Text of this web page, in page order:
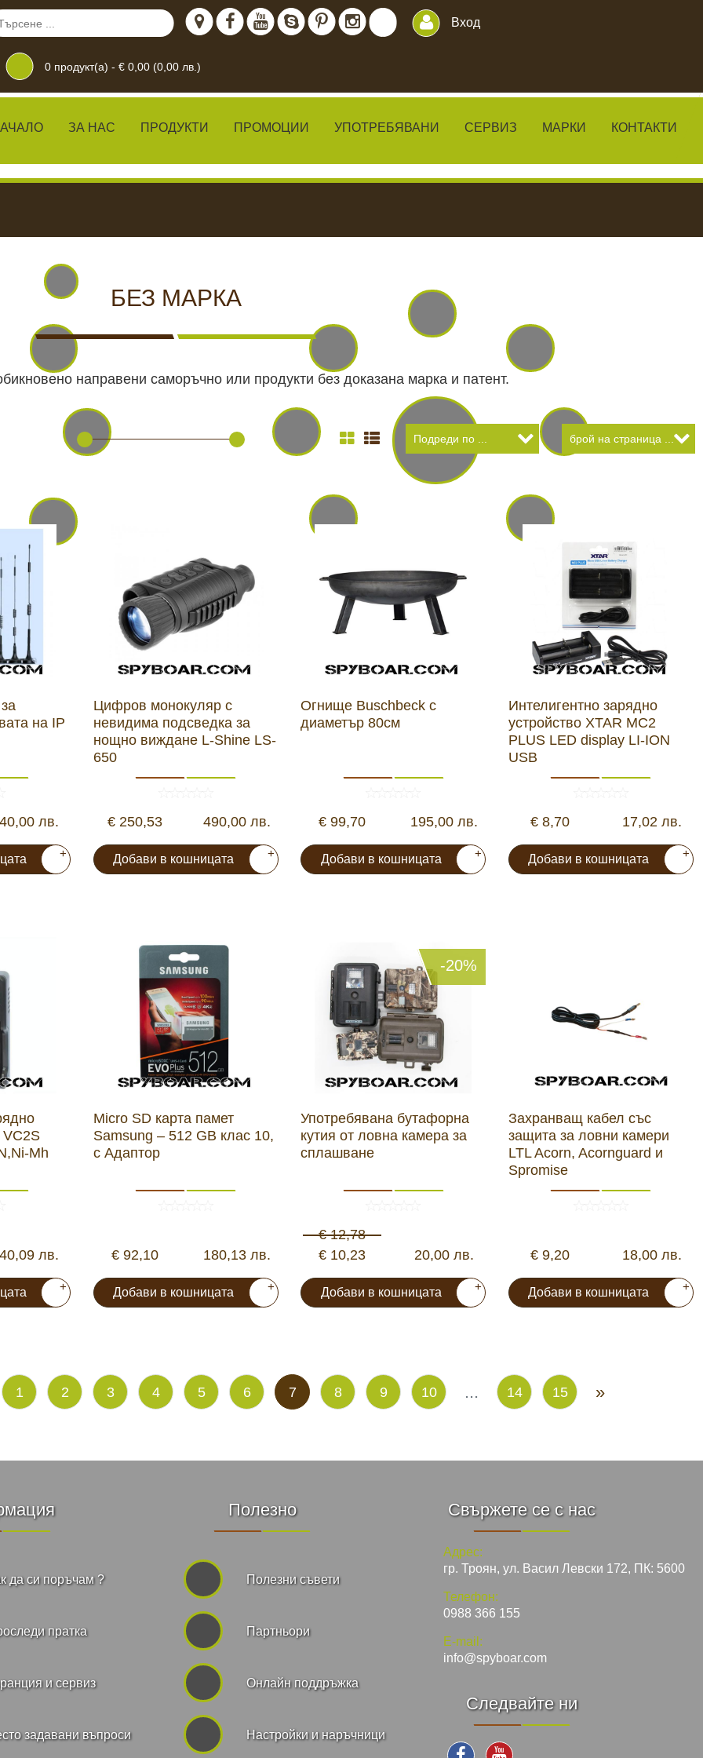
Вход
0продукт(а) - € 0,00 (0,00 лв.)
ЗА НАС ПРОДУКТИ ПРОМОЦИИ УПОТРЕБЯВАНИ СЕРВИЗ МАРКИ КОНТАКТИ
ВИДЕОНАБЛЮДЕНИЕ
САМОЗАЩИТА КЪМПИНГ И ХОБИ ЛОВНО ОБЛЕКЛО
АКУМУЛАТОРИ И БАТЕРИИ НОЩНО ВИЖДАНЕ
БЕЗ МАРКА
направени саморъчно или продукти без доказана марка и патент.
на IP
40,00 лв.
+
Цифров монокуляр с
невидима подсведка за
нощно виждане L-Shine LS-
650
€ 250,53 490,00 лв.
Добави в кошницата +
Огнище Buschbeck с
диаметър 80см
€ 99,70 195,00 лв.
Добави в кошницата +
Интелигентно зарядно
устройство XTAR MC2
PLUS LED display LI-ION
USB
€ 8,70 17,02 лв.
Добави в кошницата +
VC2S
Mh
40,09 лв.
+
Micro SD карта памет
Samsung – 512 GB клас 10,
с Адаптор
€ 92,10 180,13 лв.
Добави в кошницата +
-20%
Употребявана бутафорна
кутия от ловна камера за
сплашване
€ 12,78
€ 10,23
20,00 лв.
Добави в кошницата +
Захранващ кабел със
защита за ловни камери
LTL Acorn, Acornguard и
Spromise
€ 9,20 18,00 лв.
Добави в кошницата +
1 2 3 4 5 6 7 8 9 10 ... 14 15 »
да си поръчам ?
пратка
и сервиз
задавани въпроси
Полезно
Полезни съвети
Партньори
Онлайн поддръжка
Hастройки и наръчници
Свържете се с нас
Адрес:
гр. Троян, ул. Васил Левски 172, ПК: 5600
Телефон:
0988 366 155
E-mail:
info@spyboar.com
Следвайте ни